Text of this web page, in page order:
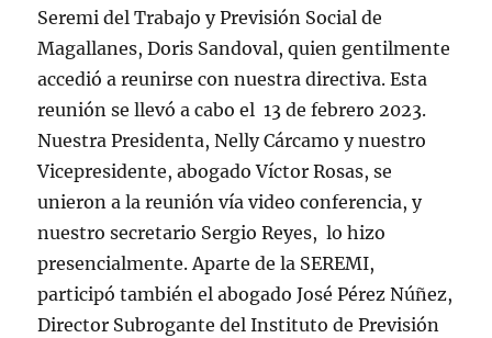
Seremi del Trabajo y Previsión Social de
Magallanes, Doris Sandoval, quien gentilmente
accedió a reunirse con nuestra directiva. Esta
reunión se llevó a cabo el 13 de febrero 2023.
Nuestra Presidenta, Nelly Cárcamo y nuestro
Vicepresidente, abogado Víctor Rosas, se
unieron a la reunión vía video conferencia, y
nuestro secretario Sergio Reyes, lo hizo
presencialmente. Aparte de la SEREMI,
participó también el abogado José Pérez Núñez,
Director Subrogante del Instituto de Previsión